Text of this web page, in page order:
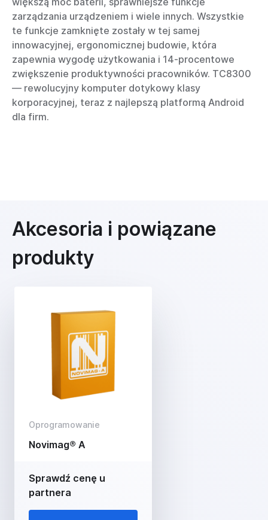
zarządzania urządzeniem i wiele innych. Wszystkie
te funkcje zamknięte zostały w tej samej
innowacyjnej, ergonomicznej budowie, która
zapewnia wygodę użytkowania i 14-procentowe
zwiększenie produktywności pracowników. TC8300
— rewolucyjny komputer dotykowy klasy
korporacyjnej, teraz z najlepszą platformą Android
dla firm.
Akcesoria i powiązane
produkty
Oprogramowanie
Novimag® A
Sprawdź cenę u
partnera